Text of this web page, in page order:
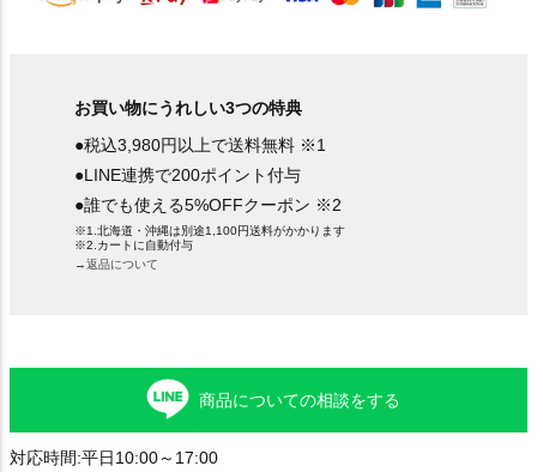
お買い物にうれしい3つの特典
●税込3,980円以上で送料無料 ※1
●LINE連携で200ポイント付与
●誰でも使える5%OFFクーポン ※2
※1.北海道・沖縄は別途1,100円送料がかかります
※2.カートに自動付与
→返品について
商品についての相談をする
対応時間:平日10:00～17:00